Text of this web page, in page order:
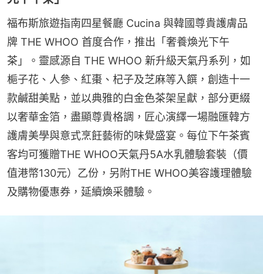
福布斯旅遊指南四星餐廳 Cucina 與韓國尊貴護膚品
牌 THE WHOO 首度合作，推出「奢養煥光下午
茶」。靈感源自 THE WHOO 新升級天氣丹系列，如
梔子花、人參、紅棗、杞子及芝麻等入饌，創造十一
款鹹甜美點，並以典雅的白金色茶架呈獻，部分更綴
以奢華金箔，盡顯尊貴格調，匠心演繹一場融匯韓方
護膚美學與意式烹飪藝術的味覺盛宴。每位下午茶賓
客均可獲贈THE WHOO天氣丹5A水乳體驗套裝（價
值港幣130元）乙份，另附THE WHOO美容護理體驗
及購物優惠券，延續煥采體驗。